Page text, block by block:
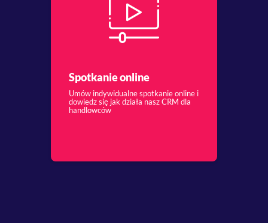
Spotkanie online
Umów indywidualne spotkanie online i
dowiedz się jak działa nasz CRM dla
handlowców